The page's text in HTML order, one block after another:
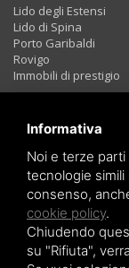
Lido degli Estensi
Lido di Spina
Porto Garibaldi
Rovigo
Immobili di prestigio
Immobili in
Bilocali
Trilocali
Quadrilocali
LAST MINUTE
Informativa
Noi e terze
tecnologie
consenso,
cookie policy.
Chiudendo
su "Rifiuta",